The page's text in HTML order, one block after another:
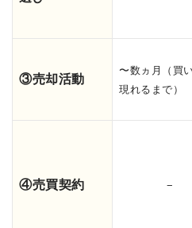
③売却活動
〜数ヵ月（買
現れるまで）
④売買契約 −